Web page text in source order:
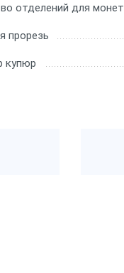
отделений для монет
прорезь
купюр